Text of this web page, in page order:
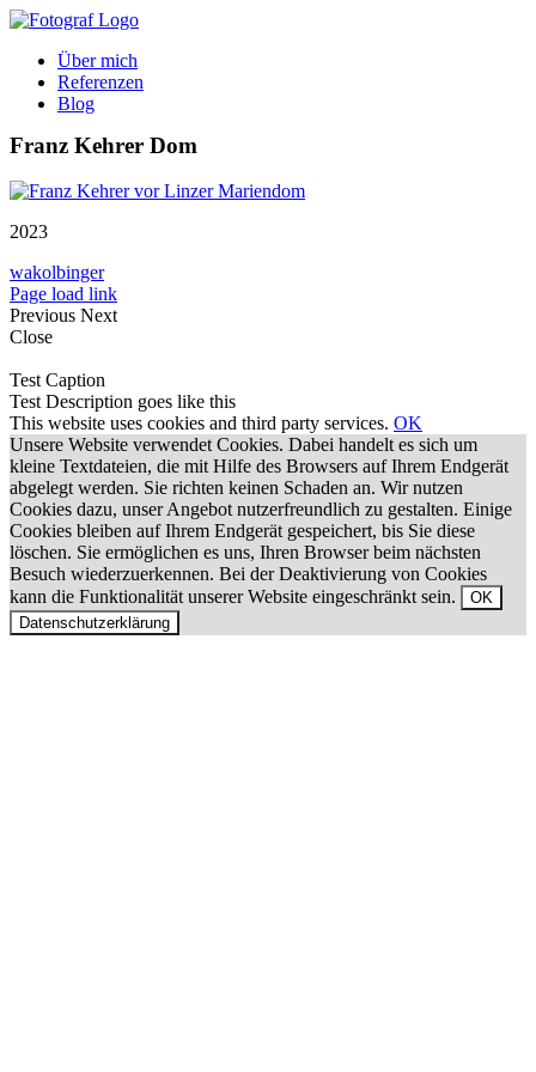
Zum
springenÜber mich
Referenzen
Blog
Franz Kehrer Dom
2023
wakolbinger
Page load link
Previous Next
Close
Test Caption
Test Description goes like this
This website uses cookies and third party services. OK
Unsere Website verwendet Cookies. Dabei handelt es sich um
kleine Textdateien, die mit Hilfe des Browsers auf Ihrem Endgerät
abgelegt werden. Sie richten keinen Schaden an. Wir nutzen
Cookies dazu, unser Angebot nutzerfreundlich zu gestalten. Einige
Cookies bleiben auf Ihrem Endgerät gespeichert, bis Sie diese
löschen. Sie ermöglichen es uns, Ihren Browser beim nächsten
Besuch wiederzuerkennen. Bei der Deaktivierung von Cookies
kann die Funktionalität unserer Website eingeschränkt sein.
OK
Datenschutzerklärung